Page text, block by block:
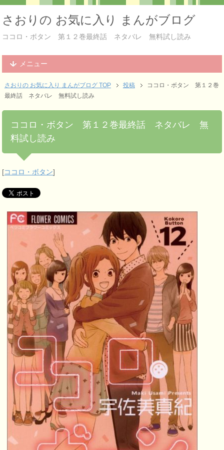
さおりの お気に入り まんがブログ
ココロ・ボタン 第１２巻最終話 ネタバレ 無料試し読み
メニュー
さおりの お気に入り まんがブログ TOP 投稿
ココロ・ボタン 第１２巻
最終話 ネタバレ 無料試し読み
ココロ・ボタン 第１２巻最終話 ネタバレ 無
料試し読み
[ココロ・ボタン]